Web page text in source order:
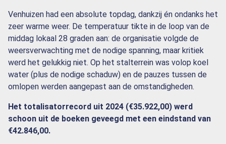
Venhuizen had een absolute topdag, dankzij én ondanks het
zeer warme weer. De temperatuur tikte in de loop van de
middag lokaal 28 graden aan: de organisatie volgde de
weersverwachting met de nodige spanning, maar kritiek
werd het gelukkig niet. Op het stalterrein was volop koel
water (plus de nodige schaduw) en de pauzes tussen de
omlopen werden aangepast aan de omstandigheden.
Het totalisatorrecord uit 2024 (€35.922,00) werd
schoon uit de boeken geveegd met een eindstand van
€42.846,00.